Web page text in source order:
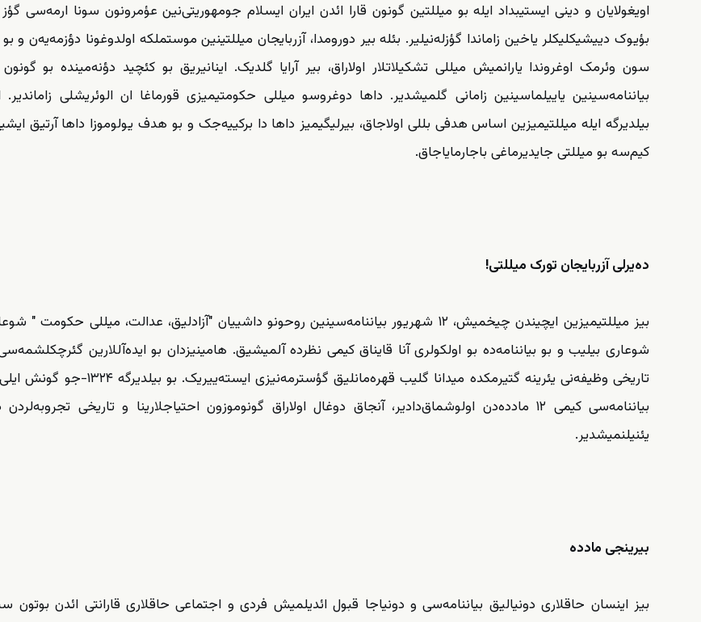
اویغولایان و دینی ایستیبداد ایله بو میللتین گونون قارا ائد‌ن ایران ایسلام جومهوریتی‌نین عؤمرونون سونا ارمه‌سی گؤز
بؤیوک دییشیکلیکلر یاخین زاماندا گؤزله‌نیلیر. بئله بیر دورومدا، آزربایجان میللتینین موستملکه اولدوغونا دؤزمه‌یه‌ن و
بیاننامه‌سینین یاییلماسینین زامانی گلمیشدیر. داها دوغروسو میللی حکومتیمیزی قورماغا ان الوئریشلی
بیلدیرگه ایله میللتیمیزین اساس هدفی بللی اولاجاق، بیرلیگیمیز داها دا برکییه‌جک و بو هدف یولوموزا داها آرتیق
کیم‌سه بو میللتی جایدیرماغی باجارمایاجاق.
ده‌یرلی آزربایجان تورک میللتی!
بیز میللتیمیزین ایچیندن چیخمیش، ۱۲ شهریور بیاننامه‌سینین روحونو داشییان "آزادلیق، عدالت، میللی حکومت "
شوعاری بیلیب و بو بیاننامه‌ده بو اولکولری آنا قایناق کیمی نظرده آلمیشیق. هامینیزدان بو ایده‌آللارین
بیاننامه‌سی کیمی ۱۲ مادده‌دن اولوشماق‌دادیر، آنجاق دوغال اولاراق گونوموزون احتیاجلارینا و تاریخی
یئنیلنمیشدیر.
بیرینجی مادده
بیز اینسان حاقلاری دونیالیق بیاننامه‌سی و دونیاجا قبول ائدیلمیش فردی و اجتماعی حاقلاری قارانتی ائد‌ن بوتون